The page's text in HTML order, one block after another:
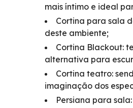
mais íntimo e ideal
Cortina para sala
deste ambiente;
Cortina Blackout:
alternativa para
Cortina teatro:
imaginação dos
Persiana para